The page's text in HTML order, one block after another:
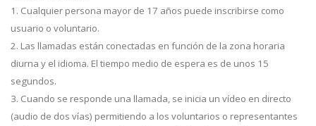
1. Cualquier persona mayor de 17 años puede inscribirse como
usuario o voluntario.
2. Las llamadas están conectadas en función de la zona horaria
diurna y el idioma. El tiempo medio de espera es de unos 15
segundos.
3. Cuando se responde una llamada, se inicia un vídeo en directo
(audio de dos vías) permitiendo a los voluntarios o representantes